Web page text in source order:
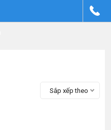
Sắp xếp theo